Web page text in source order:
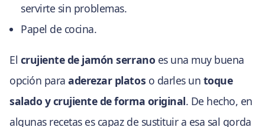
servirte sin problemas.
Papel de cocina.
El crujiente de jamón serrano es una muy buena
opción paraaderezar platos o darles un toque
salado y crujiente de forma original. De hecho, en
algunas recetas es capaz de sustituir a esa sal gorda